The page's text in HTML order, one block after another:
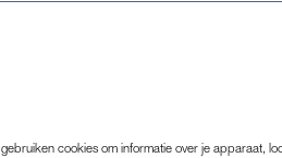
cookies om informatie over je apparaat,